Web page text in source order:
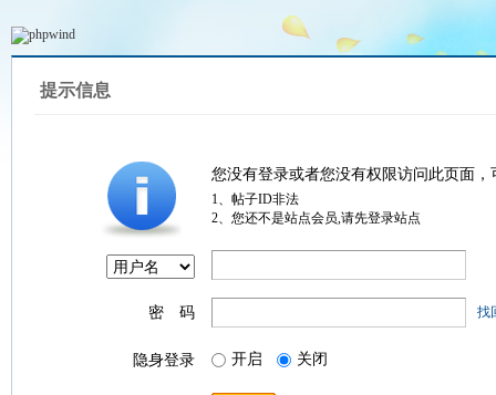
提示信息
您没有登录或者您没有权限访问此页面
1、帖子ID非法
2、您还不是站点会员,请先登录站点
密 码 找
隐身登录 开启 关闭